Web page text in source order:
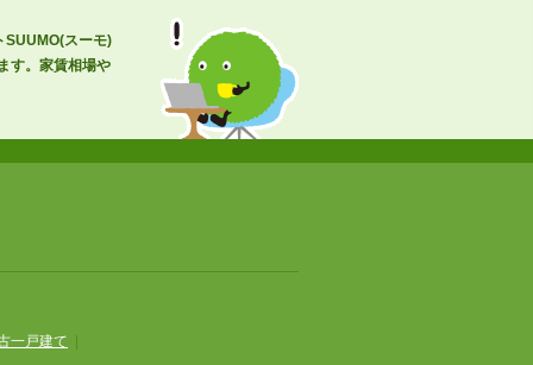
SUUMO(スーモ)
す。家賃相場や
一戸建て